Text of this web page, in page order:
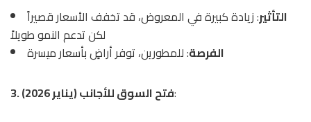
التأثير: زيادة كبيرة في المعروض، قد تخفف الأسعار قصيراً
لكن تدعم النمو طويلاً
الفرصة: للمطورين، توفر أراضٍ بأسعار ميسرة
3. فتح السوق للأجانب (يناير 2026):